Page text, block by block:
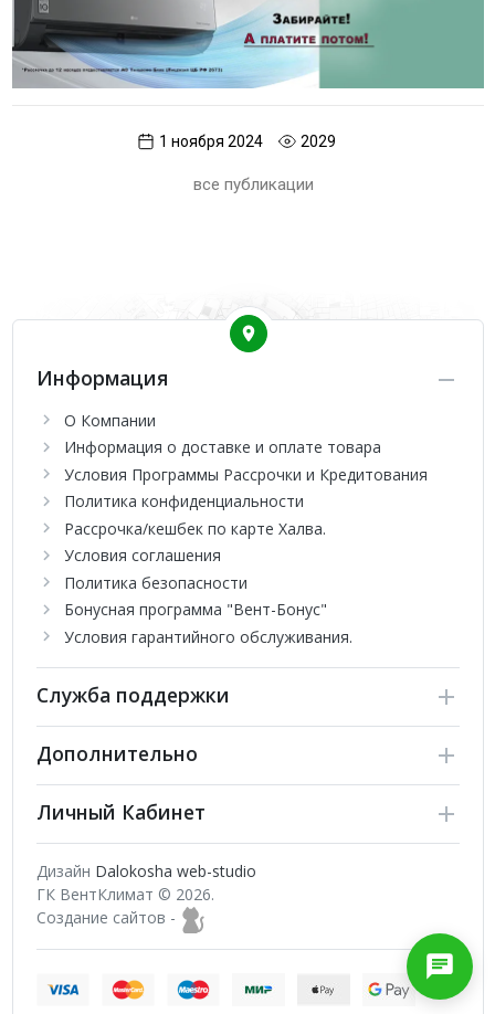
1 ноября 2024 2029
все публикации
Информация
О Компании
Информация о доставке и оплате товара
Условия Программы Рассрочки и Кредитования
Политика конфиденциальности
Рассрочка/кешбек по карте Халва.
Условия соглашения
Политика безопасности
Бонусная программа "Вент-Бонус"
Условия гарантийного обслуживания.
Служба поддержки
Дополнительно
Личный Кабинет
Дизайн Dalokosha web-studio
ГК ВентКлимат © 2026.
Создание сайтов -